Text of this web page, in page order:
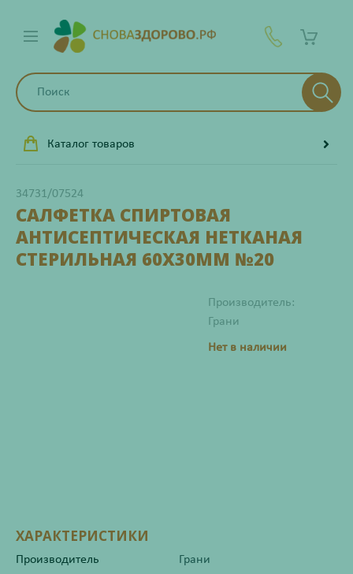
Каталог товаров
34731/07524
САЛФЕТКА СПИРТОВАЯ
АНТИСЕПТИЧЕСКАЯ НЕТКАНАЯ
СТЕРИЛЬНАЯ 60Х30ММ №20
Производитель:
Грани
Нет в наличии
ХАРАКТЕРИСТИКИ
Производитель
Грани